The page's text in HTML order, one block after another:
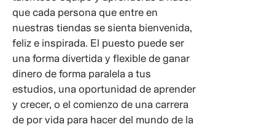
que cada persona que entre en
nuestras tiendas se sienta bienvenida,
feliz e inspirada. El puesto puede ser
una forma divertida y flexible de ganar
dinero de forma paralela a tus
estudios, una oportunidad de aprender
y crecer, o el comienzo de una carrera
de por vida para hacer del mundo de la